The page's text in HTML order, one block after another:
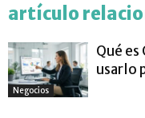
artículo
Negocios
Qué
usarlo